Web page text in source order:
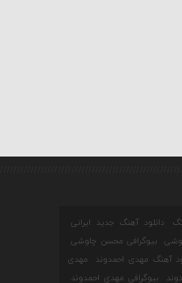
دانلود آهنگ جدید ایرانی
بیوگرافی محسن چاوشی
آهنگ مهدی احمدوند
مهدی
بیوگرافی مهدی احمدوند